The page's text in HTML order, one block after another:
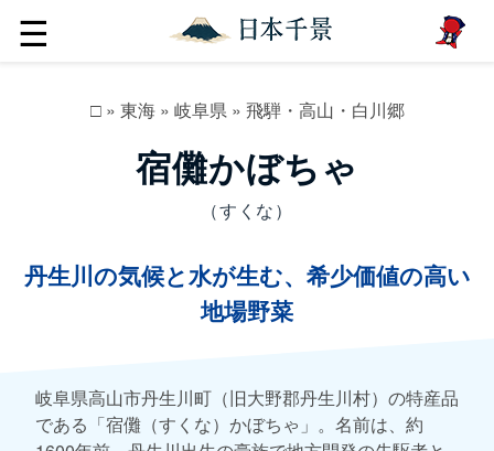
☰
□» 東海» 岐阜県» 飛騨・高山・白川郷
宿儺かぼちゃ
（すくな）
丹生川の気候と水が生む、希少価値の高い
地場野菜
岐阜県高山市丹生川町（旧大野郡丹生川村）の特産品
である「宿儺（すくな）かぼちゃ」。名前は、約